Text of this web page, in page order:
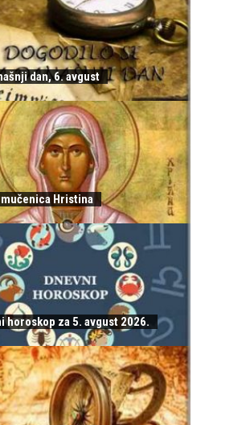
dan, 6. avgust
Hristina
horoskop za 5. avgust 2026.